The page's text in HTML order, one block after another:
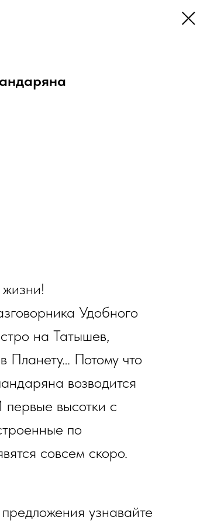
Удобного
на Татышев,
Планету… Потому что
возводится
высотки с
по
совсем скоро.
узнавайте